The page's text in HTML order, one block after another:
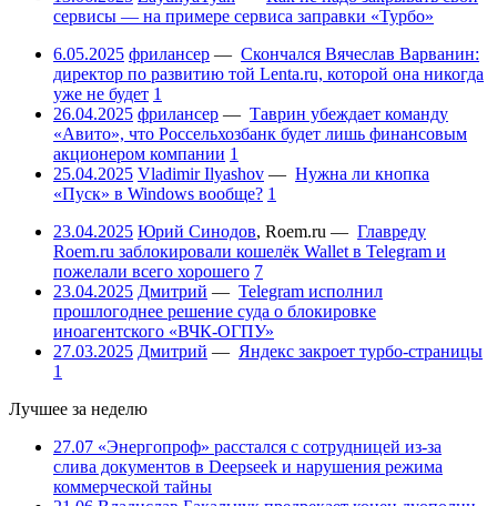
сервисы — на примере сервиса заправки «Турбо»
6.05.2025 фрилансер — Скончался Вячеслав Варванин:
директор по развитию той Lenta.ru, которой она никогда
уже не будет 1
26.04.2025 фрилансер — Таврин убеждает команду
«Авито», что Россельхозбанк будет лишь финансовым
акционером компании 1
25.04.2025 Vladimir Ilyashov — Нужна ли кнопка
«Пуск» в Windows вообще? 1
23.04.2025 Юрий Синодов, Roem.ru — Главреду
Roem.ru заблокировали кошелёк Wallet в Telegram и
пожелали всего хорошего 7
23.04.2025 Дмитрий — Telegram исполнил
прошлогоднее решение суда о блокировке
иноагентского «ВЧК-ОГПУ»
27.03.2025 Дмитрий — Яндекс закроет турбо-страницы
1
Лучшее за неделю
27.07 «Энергопроф» расстался с сотрудницей из-за
слива документов в Deepseek и нарушения режима
коммерческой тайны